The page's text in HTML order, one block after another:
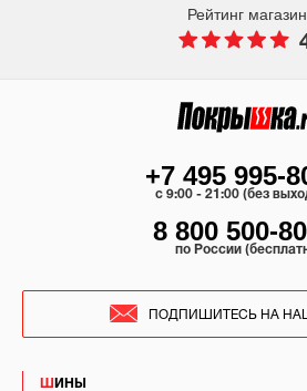
Рейтинг
ШИНЫ
+7 495 995-
c 9:00 - 21:00 (без
8 800 500-
по России
ПОДПИШИТЕСЬ НА